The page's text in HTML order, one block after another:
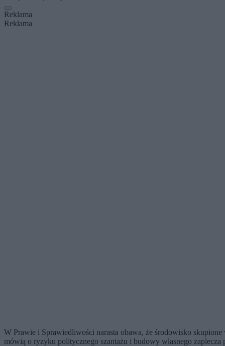
Reklama
Reklama
W Prawie i Sprawiedliwości narasta obawa, że środowisko
mówią o ryzyku politycznego szantażu i budowy własnego zaplecza